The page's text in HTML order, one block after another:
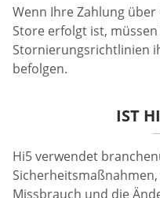
Wenn Ihre Zahlung
Store erfolgt ist,
Stornierungsrichtlinien
befolgen.
IST
Hi5 verwendet
Missbrauch und die